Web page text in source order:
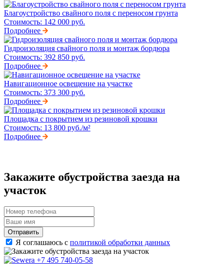
Благоустройство свайного поля с переносом грунта
Стоимость: 142 000 руб.
Подробнее
Гидроизоляция свайного поля и монтаж бордюра
Стоимость: 392 850 руб.
Подробнее
Навигационное освещение на участке
Стоимость: 373 300 руб.
Подробнее
Площадка с покрытием из резиновой крошки
Стоимость: 13 800 руб./м²
Подробнее
Закажите обустройства заезда на
участок
Отправить
Я соглашаюсь с политикой обработки данных
+7 495 740-05-58